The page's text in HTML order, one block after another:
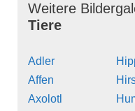
Weitere
Tiere
Adler
Affen
Axolotl